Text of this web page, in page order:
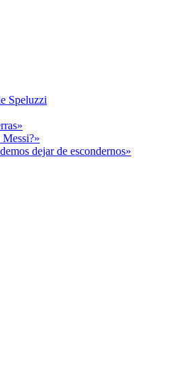
Speluzzi
dejar de escondernos»